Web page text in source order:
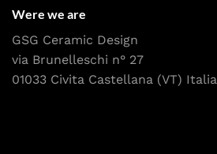
Were we are
GSG Ceramic Design
via Brunelleschi n° 27
01033 Civita Castellana (VT) Italia